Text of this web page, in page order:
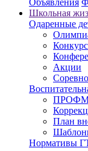
Объявления
Школьная
Одаренные
Акции
План
Нормативы